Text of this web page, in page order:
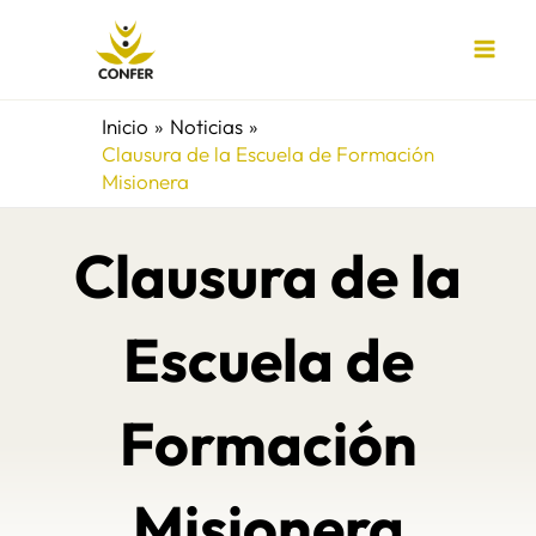
Inicio
Noticias
Clausura de la Escuela de Formación
Misionera
Clausura de la
Escuela de
Formación